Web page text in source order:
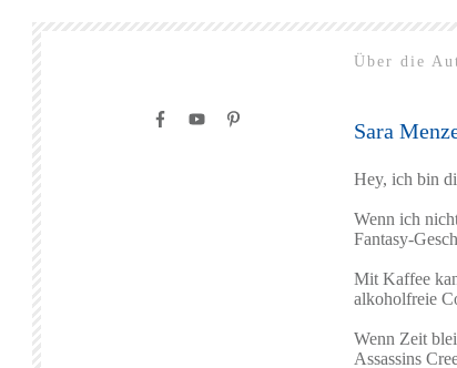
Über die
Sara
Hey, ich bin
Wenn ich
Fantasy-
Mit Kaffee
alkoholfreie
Wenn Zeit
Assassins